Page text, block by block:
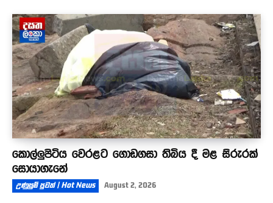
කොල්ලුපිටිය වෙරළට ගොඩගසා තිබිය දී මළ සිරුරක්
සොයාගැනේ
උණුසුම් පුවත් | Hot News August 2, 2026